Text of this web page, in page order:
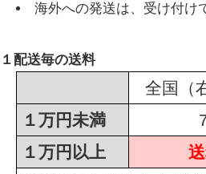
海外への発送は、受け付け
１配送毎の送料
全国（
１万円未満
１万円以上